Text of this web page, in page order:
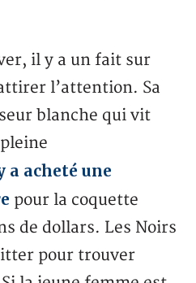
il y a un fait sur
l’attention. Sa
blanche qui vit
a acheté une
pour la coquette
de dollars. Les Noirs
pour trouver